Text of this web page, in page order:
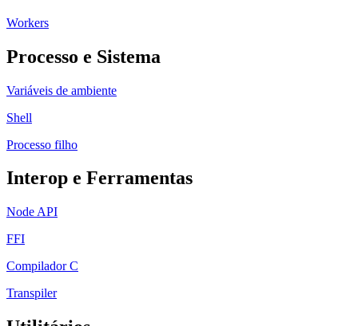
Workers
Processo e Sistema
Variáveis de ambiente
Shell
Processo filho
Interop e Ferramentas
Node API
FFI
Compilador C
Transpiler